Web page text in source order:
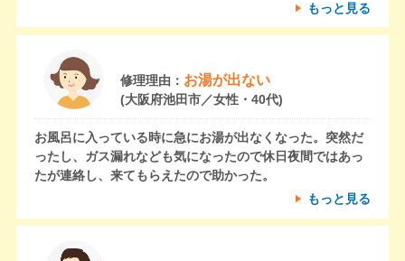
もっと見る
修理理由： お湯が出ない
(大阪府池田市／女性・40代)
お風呂に入っている時に急にお湯が出なくなった。突然だ
ったし、ガス漏れなども気になったので休日夜間ではあっ
たが連絡し、来てもらえたので助かった。
もっと見る